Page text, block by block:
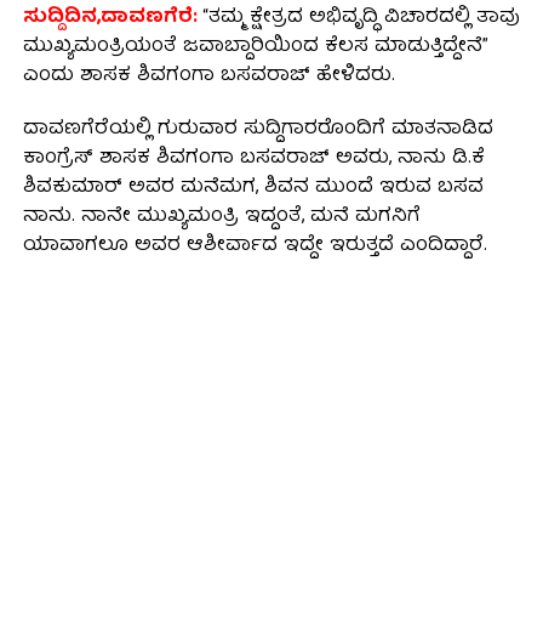
ಸುದ್ದಿದಿನ,ದಾವಣಗೆರೆ:“ತಮ್ಮ ಕ್ಷೇತ್ರದ ಅಭಿವೃದ್ಧಿ ವಿಚಾರದಲ್ಲಿ ತಾವು
ಮುಖ್ಯಮಂತ್ರಿಯಂತೆ ಜವಾಬ್ದಾರಿಯಿಂದ ಕೆಲಸ ಮಾಡುತ್ತಿದ್ದೇನೆ”
ಎಂದು ಶಾಸಕ ಶಿವಗಂಗಾ ಬಸವರಾಜ್ ಹೇಳಿದರು.
ದಾವಣಗೆರೆಯಲ್ಲಿ ಗುರುವಾರ ಸುದ್ದಿಗಾರರೊಂದಿಗೆ ಮಾತನಾಡಿದ
ಕಾಂಗ್ರೆಸ್ ಶಾಸಕ ಶಿವಗಂಗಾ ಬಸವರಾಜ್ ಅವರು, ನಾನು ಡಿ.ಕೆ
ಶಿವಕುಮಾರ್‌ ಅವರ ಮನೆಮಗ, ಶಿವನ ಮುಂದೆ ಇರುವ ಬಸವ
ನಾನು. ನಾನೇ ಮುಖ್ಯಮಂತ್ರಿ ಇದ್ದಂತೆ, ಮನೆ ಮಗನಿಗೆ
ಯಾವಾಗಲೂ ಅವರ ಆಶೀರ್ವಾದ ಇದ್ದೇ ಇರುತ್ತದೆ ಎಂದಿದ್ದಾರೆ.